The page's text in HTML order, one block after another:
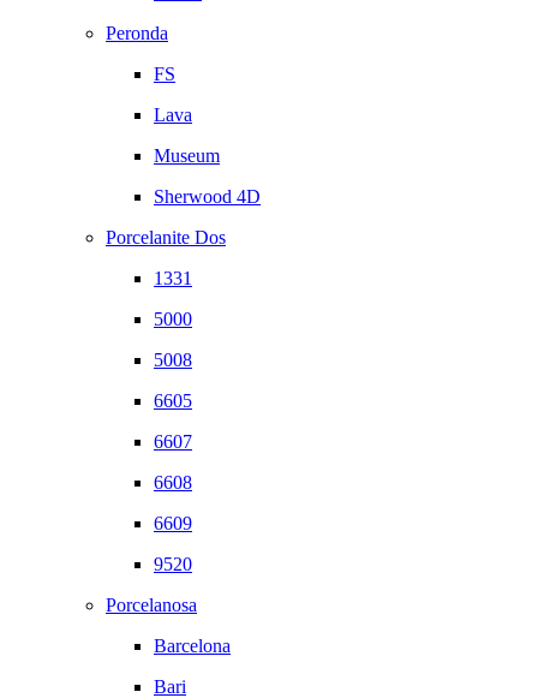
Peronda
FS
Lava
Museum
Sherwood 4D
Porcelanite Dos
1331
5000
5008
6605
6607
6608
6609
9520
Porcelanosa
Barcelona
Bari